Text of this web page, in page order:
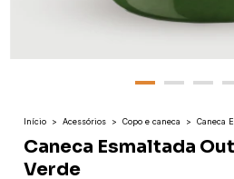
Início > Acessórios > Copo e caneca > Caneca
Caneca Esmaltada
Verde